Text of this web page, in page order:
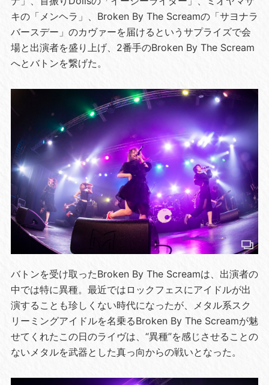
キの「メンヘラ」、Broken By The Screamの「サヨナラ
バースデー」のカヴァーを届けるというサプライズで会
場と出演者を盛り上げ、2番手のBroken By The Scream
へとバトンを繋げた。
バトンを受け取ったBroken By The Screamは、出演者の
中では特に異種。最近ではロックフェスにアイドルが出
演することも珍しくない時代になったが、メタル系スク
リーミングアイドルを名乗るBroken By The Screamが魅
せてくれたこの日のライヴは、“異種”を感じさせることの
ないメタルを武器とした真っ向からの戦いとなった。